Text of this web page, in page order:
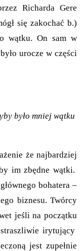
Richarda Gere
się zakochać b.)
wątku. On sam w
urocze w części
było mniej wątku
że najbardziej
im zbędne wątki.
bohatera –
biznesu. Twórcy
jeśli na początku
irytujący
jest zupełnie